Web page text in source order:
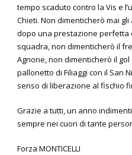
tempo scaduto contro la Vis e
Chieti. Non dimenticherò mai
dopo una prestazione perfetta
squadra, non dimenticherò il
Agnone, non dimenticherò il gol
pallonetto di Filiaggi con il San
senso di liberazione al fischio
Grazie a tutti, un anno
sempre nei cuori di tante
Forza MONTICELLI